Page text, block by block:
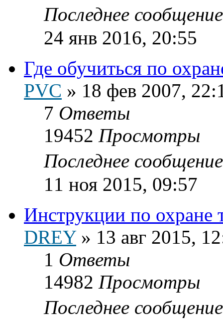
Последнее
24 янв 2016, 20:55
Где обучиться по
PVC » 18 фев 2007,
7 Ответы
19452 Просмотры
Последнее
11 ноя 2015, 09:57
Инструкции по охране
DREY» 13 авг 2015,
1 Ответы
14982 Просмотры
Последнее